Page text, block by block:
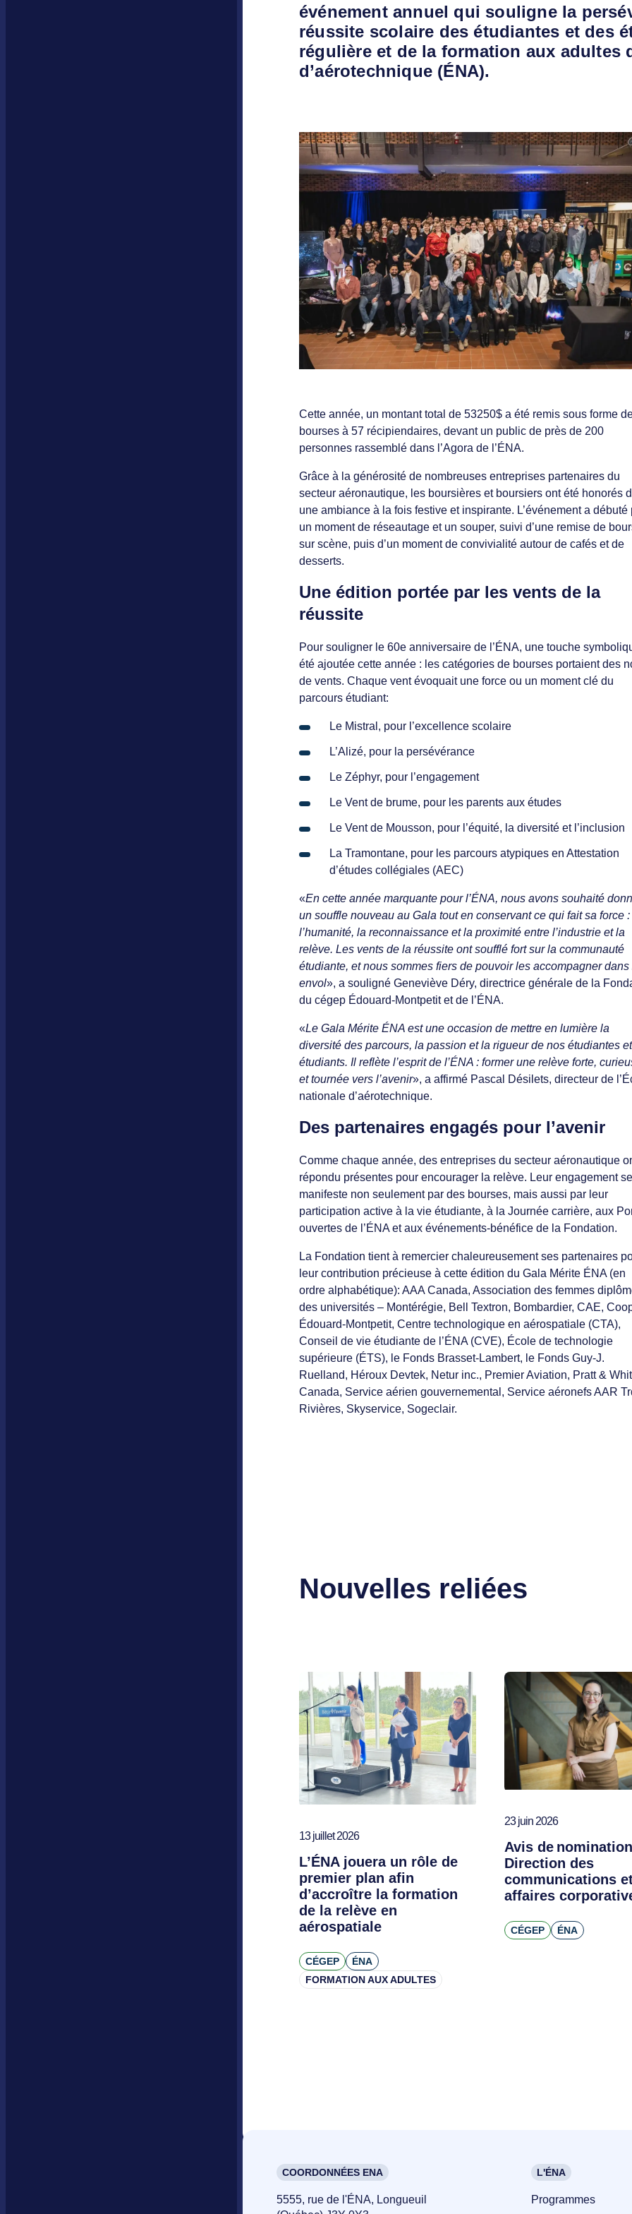
événement annuel qui souligne la
réussite scolaire des étudiantes et des
régulière et de la formation aux adultes
d’aérotechnique (ÉNA).
Cette année, un montant total de 53250$ a été remis sous forme
bourses à 57 récipiendaires, devant un public de près de 200
personnes rassemblé dans l’Agora de l’ÉNA.
Grâce à la générosité de nombreuses entreprises partenaires du
secteur aéronautique, les boursières et boursiers ont été honorés
une ambiance à la fois festive et inspirante. L’événement a débuté
un moment de réseautage et un souper, suivi d’une remise de
sur scène, puis d’un moment de convivialité autour de cafés et de
desserts.
Une édition portée par les vents de la
réussite
Pour souligner le 60e anniversaire de l’ÉNA, une touche
été ajoutée cette année : les catégories de bourses portaient des
de vents. Chaque vent évoquait une force ou un moment clé du
parcours étudiant:
Le Mistral, pour l’excellence scolaire
L’Alizé, pour la persévérance
Le Zéphyr, pour l’engagement
Le Vent de brume, pour les parents aux études
Le Vent de Mousson, pour l’équité, la diversité et l’inclusion
La Tramontane, pour les parcours atypiques en Attestation
d’études collégiales (AEC)
«En cette année marquante pour l’ÉNA, nous avons souhaité
un souffle nouveau au Gala tout en conservant ce qui fait sa force :
l’humanité, la reconnaissance et la proximité entre l’industrie et la
relève. Les vents de la réussite ont soufflé fort sur la communauté
étudiante, et nous sommes fiers de pouvoir les accompagner dans
envol», a souligné Geneviève Déry, directrice générale de la
du cégep Édouard-Montpetit et de l’ÉNA.
«Le Gala Mérite ÉNA est une occasion de mettre en lumière la
diversité des parcours, la passion et la rigueur de nos étudiantes et
étudiants. Il reflète l’esprit de l’ÉNA : former une relève forte,
et tournée vers l’avenir», a affirmé Pascal Désilets, directeur de
nationale d’aérotechnique.
Des partenaires engagés pour l’avenir
Comme chaque année, des entreprises du secteur aéronautique
répondu présentes pour encourager la relève. Leur engagement se
manifeste non seulement par des bourses, mais aussi par leur
participation active à la vie étudiante, à la Journée carrière, aux
ouvertes de l’ÉNA et aux événements-bénéfice de la Fondation.
La Fondation tient à remercier chaleureusement ses partenaires
leur contribution précieuse à cette édition du Gala Mérite ÉNA (en
ordre alphabétique): AAA Canada, Association des femmes
des universités – Montérégie, Bell Textron, Bombardier, CAE,
Édouard-Montpetit, Centre technologique en aérospatiale (CTA),
Conseil de vie étudiante de l’ÉNA (CVE), École de technologie
supérieure (ÉTS), le Fonds Brasset-Lambert, le Fonds Guy-J.
Ruelland, Héroux Devtek, Netur inc., Premier Aviation, Pratt &
Canada, Service aérien gouvernemental, Service aéronefs AAR
Rivières, Skyservice, Sogeclair.
Nouvelles reliées
13 juillet 2026
L’ÉNA jouera un rôle de
premier plan afin
d’accroître la formation
de la relève en
aérospatiale
CÉGEP
ÉNA
FORMATION AUX ADULTES
23 juin 2026
Avis de
Direction des
communications
affaires
CÉGEP ÉNA
COORDONNÉES ENA
5555, rue de l'ÉNA, Longueuil
L'ÉNA
Programmes